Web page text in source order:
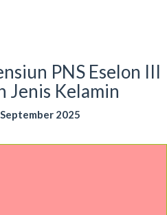
PNS Eselon III
Jenis Kelamin
2025